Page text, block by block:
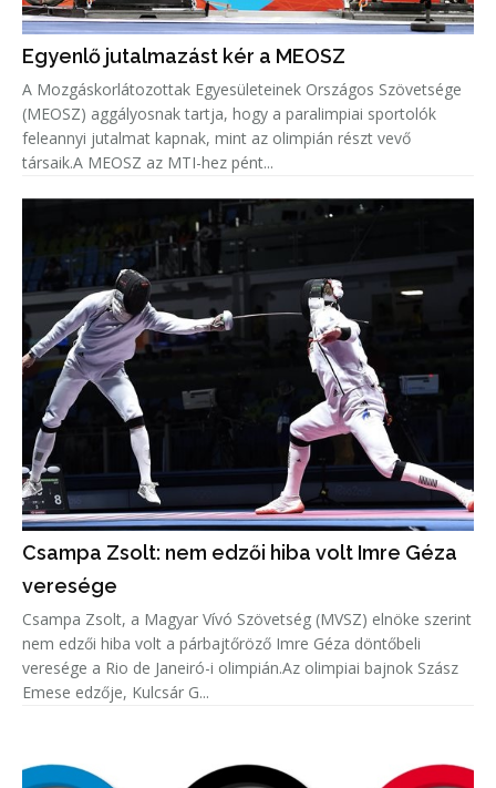
Egyenlő jutalmazást kér a MEOSZ
A Mozgáskorlátozottak Egyesületeinek Országos Szövetsége
(MEOSZ) aggályosnak tartja, hogy a paralimpiai sportolók
feleannyi jutalmat kapnak, mint az olimpián részt vevő
társaik.A MEOSZ az MTI-hez pént...
Csampa Zsolt: nem edzői hiba volt Imre Géza
veresége
Csampa Zsolt, a Magyar Vívó Szövetség (MVSZ) elnöke szerint
nem edzői hiba volt a párbajtőröző Imre Géza döntőbeli
veresége a Rio de Janeiró-i olimpián.Az olimpiai bajnok Szász
Emese edzője, Kulcsár G...